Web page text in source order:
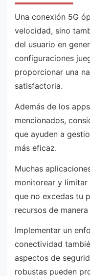
Una conexión 5G
velocidad, sino
del usuario en
configuraciones
proporcionar una
satisfactoria.
Además de los
mencionados,
que ayuden a
más eficaz.
Muchas
monitorear y limitar
que no excedas tu
recursos de
Implementar un
conectividad
aspectos de
robustas pueden